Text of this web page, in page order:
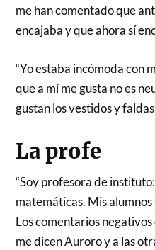
me han comentado que
encajaba y que ahora sí
“Yo estaba incómoda con
que a mí me gusta no es
gustan los vestidos y
La profe
“Soy profesora de
matemáticas. Mis
Los comentarios
me dicen Auroro y a las